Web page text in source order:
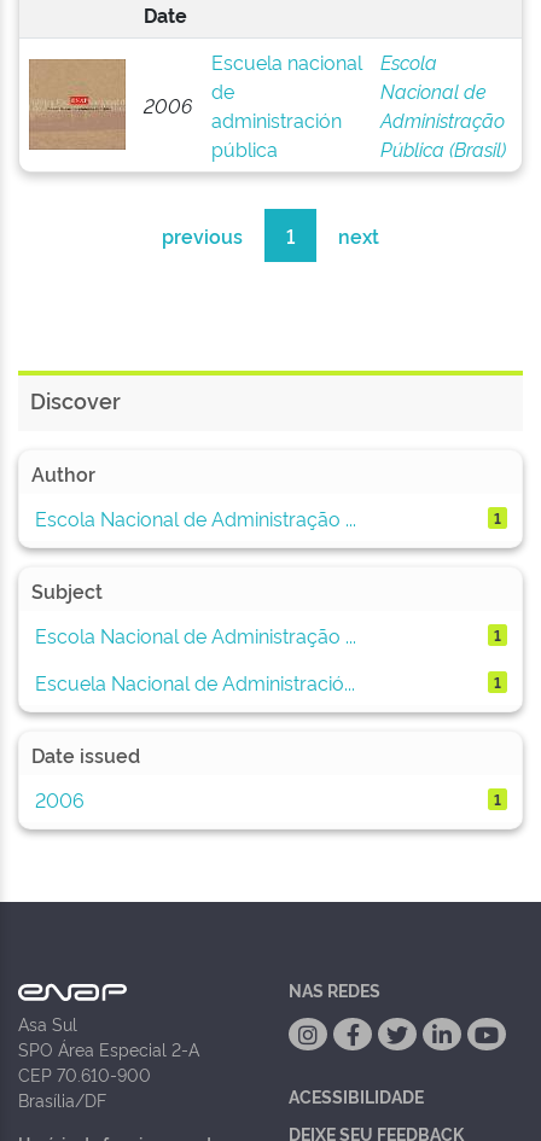
Date
2006
Escuela nacional
de
administración
pública
Escola
Nacional de
Administração
Pública (Brasil)
previous 1 next
Discover
Author
Escola Nacional de Administração ...
1
Subject
Escola Nacional de Administração ...
1
Escuela Nacional de Administració... 1
Date issued
2006
1
Asa Sul
SPO Área Especial 2-A
CEP 70.610-900
Brasília/DF
NAS REDES
ACESSIBILIDADE
DEIXE SEU FEEDBACK